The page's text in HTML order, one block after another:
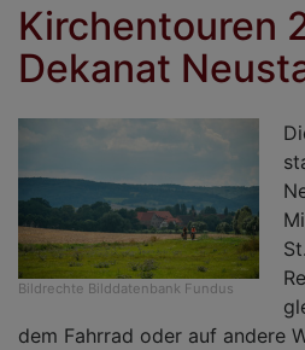
Kirchentouren
Dekanat
Bildrechte Bilddatenbank Fundus
dem Fahrrad oder auf andere